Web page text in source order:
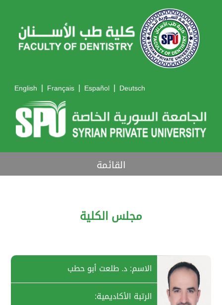
English | Français | Español | Deutsch
القائمة
مجلس الكلية
الاسم: د. طلعت أبو حطب
الرتبة الأكاديمية: